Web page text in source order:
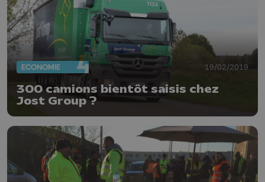
ECONOMIE 19/02/2019
300 camions bientôt saisis chez
Jost Group ?